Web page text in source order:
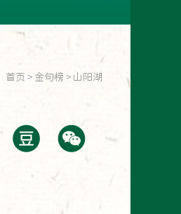
首页 > 金句榜 > 山阳湖